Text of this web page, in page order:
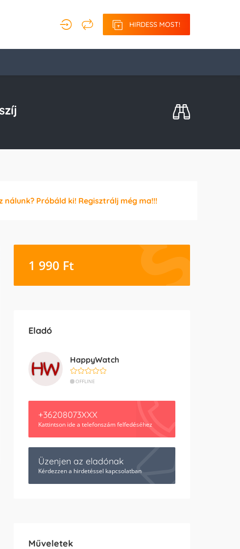
HIRDESS MOST!
Próbáld ki! Regisztrálj még ma!!!
1 990 Ft
Eladó
HappyWatch
OFFLINE
+36208073XXX
Kattintson ide a telefonszám felfedéséhez
Üzenjen az eladónak
Kérdezzen a hirdetéssel kapcsolatban
Műveletek